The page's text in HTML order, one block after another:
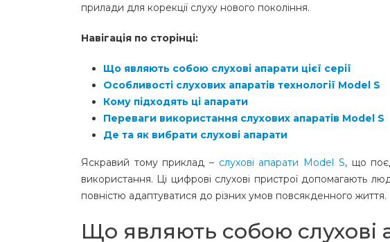
прилади для корекції слуху нового покоління.
Навігація по сторінці:
Що являють собою слухові апарати цієї серії
Особливості слухових апаратів технології Model S
Кому підходять ці апарати
Переваги використання слухових апаратів Model S
Де та як вибрати слухові апарати
Яскравий тому приклад – слухові апарати Model S, що
використання. Ці цифрові слухові пристрої допомагають
повністю адаптуватися до різних умов повсякденного життя.
Що являють собою слухові